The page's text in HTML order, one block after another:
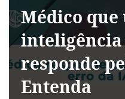
Médico que
responde
Entenda